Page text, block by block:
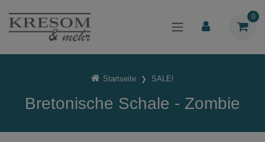
0
Startseite SALE!
Bretonische Schale - Zombie